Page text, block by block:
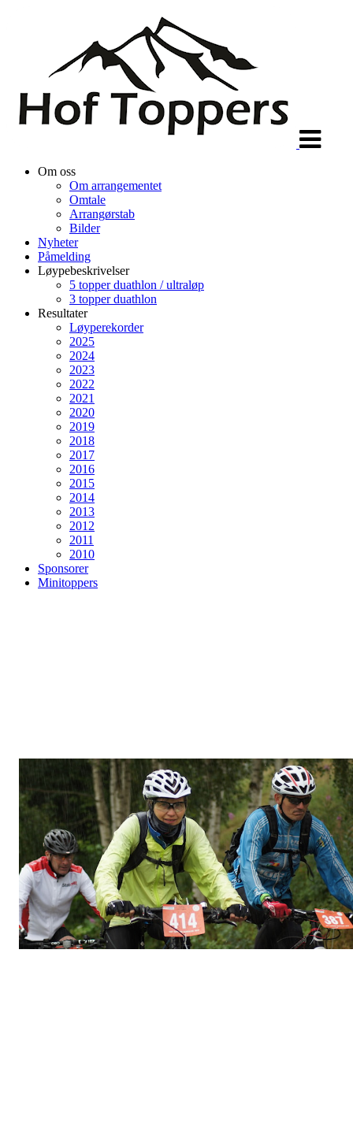
Om oss
Om arrangementet
Omtale
Arrangørstab
Bilder
Nyheter
Påmelding
Løypebeskrivelser
5 topper duathlon / ultraløp
3 topper duathlon
Resultater
Løyperekorder
2025
2024
2023
2022
2021
2020
2019
2018
2017
2016
2015
2014
2013
2012
2011
2010
Sponsorer
Minitoppers